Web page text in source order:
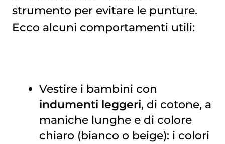
strumento per evitare le punture.
Ecco alcuni comportamenti utili:
Vestire i bambini con
indumenti leggeri, di cotone, a
maniche lunghe e di colore
chiaro (bianco o beige): i colori